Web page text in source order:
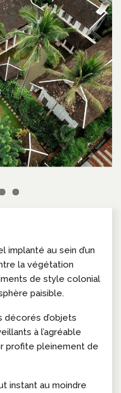
implanté au sein d’un
la végétation
de style colonial
paisible.
décorés d’objets
à l’agréable
profite pleinement de
instant au moindre